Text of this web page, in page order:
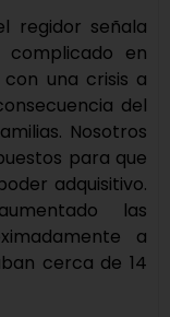
regidor señala
en
una crisis a
del
Nosotros
para que
adquisitivo.
las
a
cerca de 14